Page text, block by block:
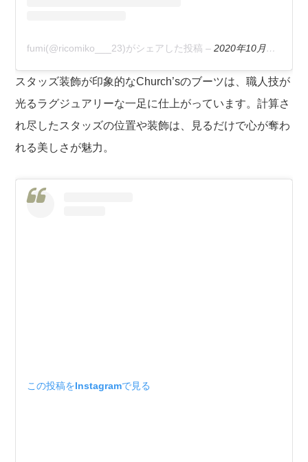
fumi(@ricomiko___23)がシェアした投稿 –2020年10月月30日午後10時24分PDT
スタッズ装飾が印象的なChurch’sのブーツは、職人技が
光るラグジュアリーな一足に仕上がっています。計算さ
れ尽したスタッズの位置や装飾は、見るだけで心が奪わ
れる美しさが魅力。
この投稿をInstagramで見る